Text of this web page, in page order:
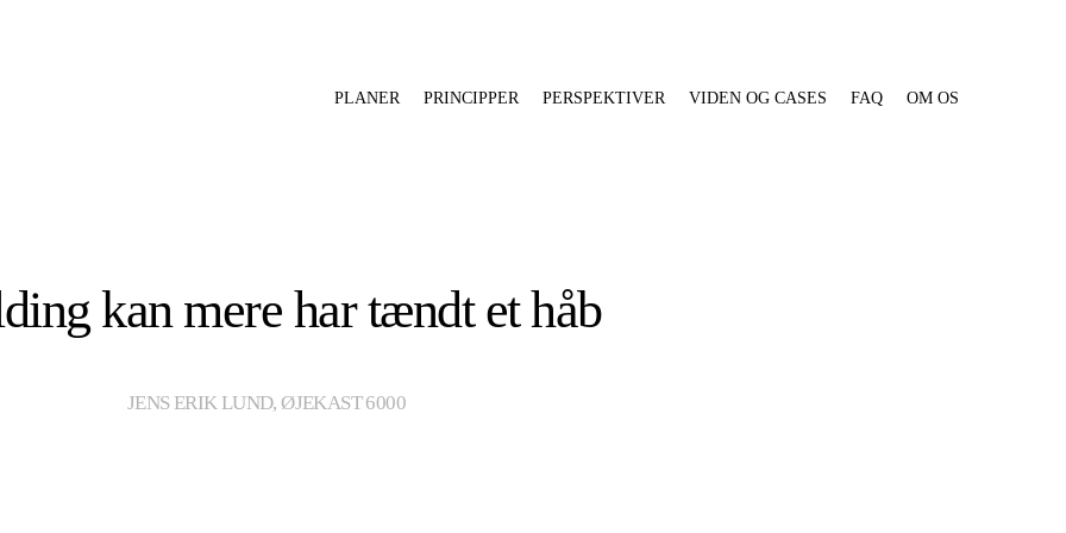
PLANER PRINCIPPER PERSPEKTIVER VIDEN OG CASES FAQ OM OS
kan mere har tændt et håb
JENS ERIK LUND, ØJEKAST 6000